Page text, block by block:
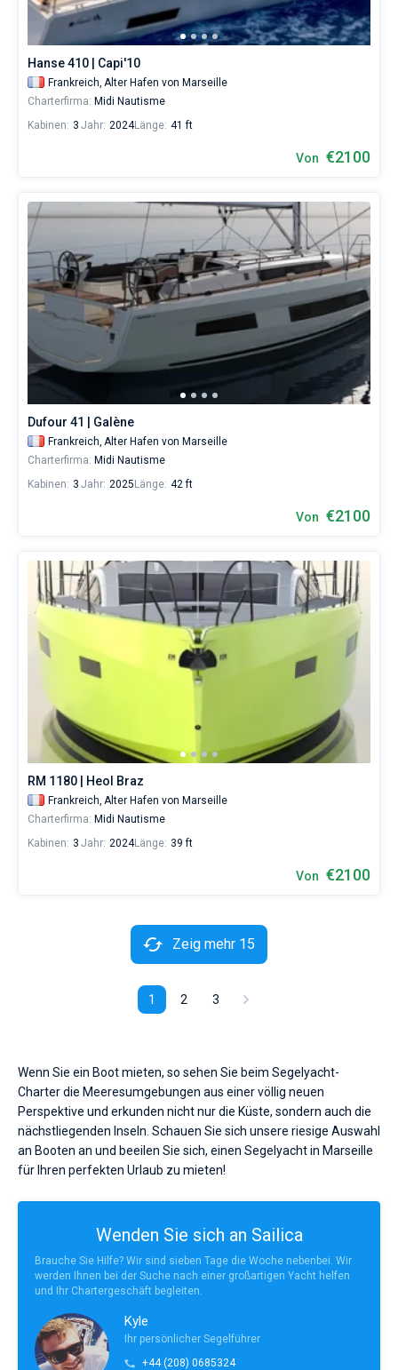
Hanse 410 | Capi'10
Frankreich, Alter Hafen von Marseille
Charterfirma: Midi Nautisme
Kabinen: 3 Jahr: 2024Länge: 41 ft
Von €2100
Dufour 41 | Galène
Frankreich, Alter Hafen von Marseille
Charterfirma: Midi Nautisme
Kabinen: 3 Jahr: 2025 Länge: 42 ft
Von €2100
RM 1180 | Heol Braz
Frankreich, Alter Hafen von Marseille
Charterfirma: Midi Nautisme
Kabinen: 3 Jahr: 2024Länge: 39 ft
Von €2100
1 2 3
Zeig mehr 15
Wenn Sie ein Boot mieten, so sehen Sie beim Segelyacht-
Charter die Meeresumgebungen aus einer völlig neuen
Perspektive und erkunden nicht nur die Küste, sondern auch die
nächstliegenden Inseln. Schauen Sie sich unsere riesige Auswahl
an Booten an und beeilen Sie sich, einen Segelyacht in Marseille
für Ihren perfekten Urlaub zu mieten!
Wenden Sie sich an Sailica
Brauche Sie Hilfe? Wir sind sieben Tage die Woche nebenbei. Wir
werden Ihnen bei der Suche nach einer großartigen Yacht helfen
und Ihr Chartergeschäft begleiten.
Kyle
Ihr persönlicher Segelführer
+44 (208) 0685324